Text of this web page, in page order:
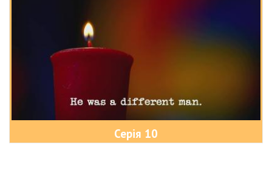
Серія 10